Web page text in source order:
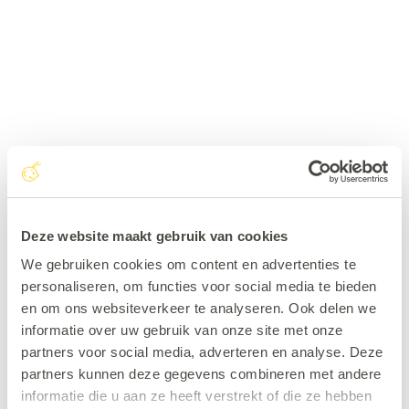
Deze website maakt gebruik van cookies
We gebruiken cookies om content en advertenties te
personaliseren, om functies voor social media te bieden
en om ons websiteverkeer te analyseren. Ook delen we
informatie over uw gebruik van onze site met onze
partners voor social media, adverteren en analyse. Deze
partners kunnen deze gegevens combineren met andere
informatie die u aan ze heeft verstrekt of die ze hebben
Contact
KomKids
3111 AA Schiedam
010 - 449 32 00
info@komkids.nl